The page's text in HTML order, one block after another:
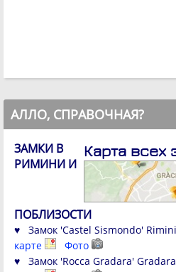
АЛЛО, СПРАВОЧНАЯ?
Карта всех
ЗАМКИ В
РИМИНИ И
ПОБЛИЗОСТИ
♥ Замок 'Castel Sismondo'
карте
Фото
♥ Замок 'Rocca Gradara'